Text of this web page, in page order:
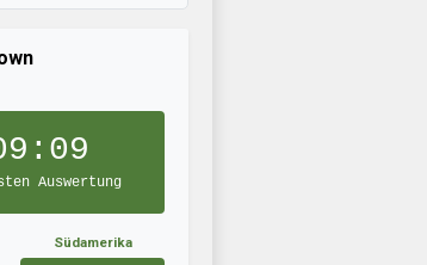
Auswertung
Südamerika